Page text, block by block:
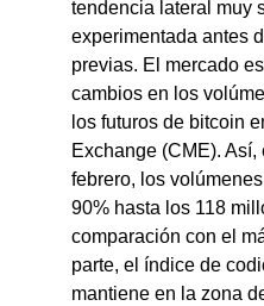
tendencia lateral muy
experimentada antes
previas. El mercado
cambios en los
los futuros de bitcoin
Exchange (CME).
febrero, los
90% hasta los 118
comparación con el
parte, el índice de
mantiene en la zona